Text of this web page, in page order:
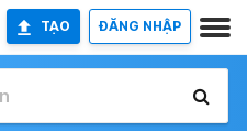
TẠO ĐĂNG NHẬP